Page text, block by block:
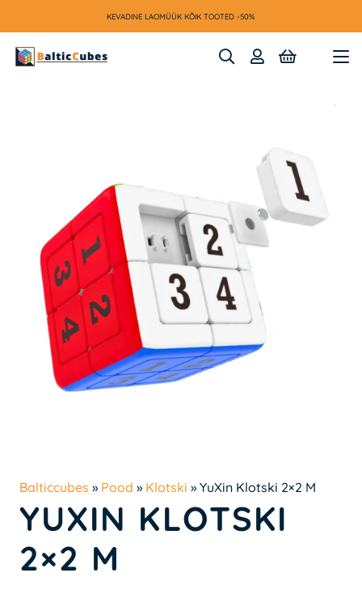
KEVADINE LAOMÜÜK KÕIK TOOTED -50%
Balticcubes » Pood » Klotski » YuXin Klotski 2×2 M
YUXIN KLOTSKI
2×2 M